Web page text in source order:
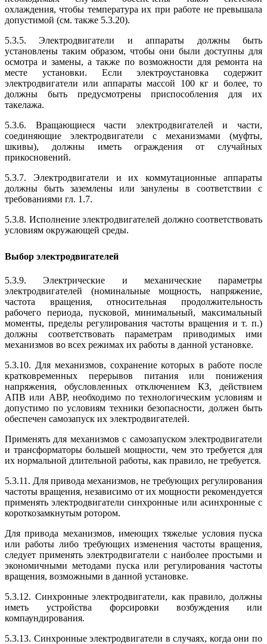
охлаждения, чтобы температура их при работе не превышала
допустимой (см. также 5.3.20).
5.3.5. Электродвигатели и аппараты должны быть
установлены таким образом, чтобы они были доступны для
осмотра и замены, а также по возможности для ремонта на
месте установки. Если электроустановка содержит
электродвигатели или аппараты массой 100 кг и более, то
должны быть предусмотрены приспособления для их
такелажа.
5.3.6. Вращающиеся части электродвигателей и части,
соединяющие электродвигатели с механизмами (муфты,
шкивы), должны иметь ограждения от случайных
прикосновений.
5.3.7. Электродвигатели и их коммутационные аппараты
должны быть заземлены или занулены в соответствии с
требованиями гл. 1.7.
5.3.8. Исполнение электродвигателей должно соответствовать
условиям окружающей среды.
Выбор электродвигателей
5.3.9. Электрические и механические параметры
электродвигателей (номинальные мощность, напряжение,
частота вращения, относительная продолжительность
рабочего периода, пусковой, минимальный, максимальный
моменты, пределы регулирования частоты вращения и т. п.)
должны соответствовать параметрам приводимых ими
механизмов во всех режимах их работы в данной установке.
5.3.10. Для механизмов, сохранение которых в работе после
кратковременных перерывов питания или понижения
напряжения, обусловленных отключением КЗ, действием
АПВ или АВР, необходимо по технологическим условиям и
допустимо по условиям техники безопасности, должен быть
обеспечен самозапуск их электродвигателей.
Применять для механизмов с самозапуском электродвигатели
и трансформаторы большей мощности, чем это требуется для
их нормальной длительной работы, как правило, не требуется.
5.3.11. Для привода механизмов, не требующих регулирования
частоты вращения, независимо от их мощности рекомендуется
применять электродвигатели синхронные или асинхронные с
короткозамкнутым ротором.
Для привода механизмов, имеющих тяжелые условия пуска
или работы либо требующих изменения частоты вращения,
следует применять электродвигатели с наиболее простыми и
экономичными методами пуска или регулирования частоты
вращения, возможными в данной установке.
5.3.12. Синхронные электродвигатели, как правило, должны
иметь устройства форсировки возбуждения или
компаундирования.
5.3.13. Синхронные электродвигатели в случаях, когда они по